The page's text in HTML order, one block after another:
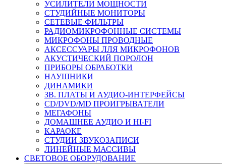
УСИЛИТЕЛИ МОЩНОСТИ
СТУДИЙНЫЕ МОНИТОРЫ
СЕТЕВЫЕ ФИЛЬТРЫ
РАДИОМИКРОФОННЫЕ СИСТЕМЫ
МИКРОФОНЫ ПРОВОДНЫЕ
АКСЕССУАРЫ ЛЛЯ МИКРОФОНОВ
АКУСТИЧЕСКИЙ ПОРОЛОН
ПРИБОРЫ ОБРАБОТКИ
НАУШНИКИ
ДИНАМИКИ
ЗВ. ПЛАТЫ И АУДИО-ИНТЕРФЕЙСЫ
CD/DVD/MD ПРОИГРЫВАТЕЛИ
МЕГАФОНЫ
ДОМАШНЕЕ АУДИО И HI-FI
КАРАОКЕ
СТУДИИ ЗВУКОЗАПИСИ
ЛИНЕЙНЫЕ МАССИВЫ
СВЕТОВОЕ ОБОРУДОВАНИЕ